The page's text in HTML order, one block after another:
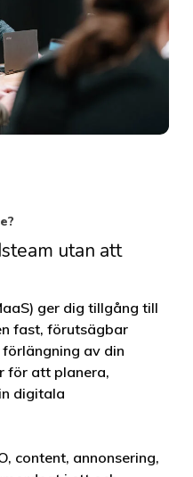
utan att
ger dig tillgång till
fast, förutsägbar
av din
för att planera,
digitala
content, annonsering,